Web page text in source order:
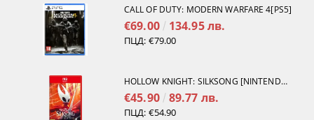
CALL OF DUTY: MODERN WARFARE 4[PS5]
€69.00 134.95 лв.
ПЦД: €79.00
HOLLOW KNIGHT: SILKSONG [NINTENDO SWITCH 2]
€45.90 89.77 лв.
ПЦД: €54.90